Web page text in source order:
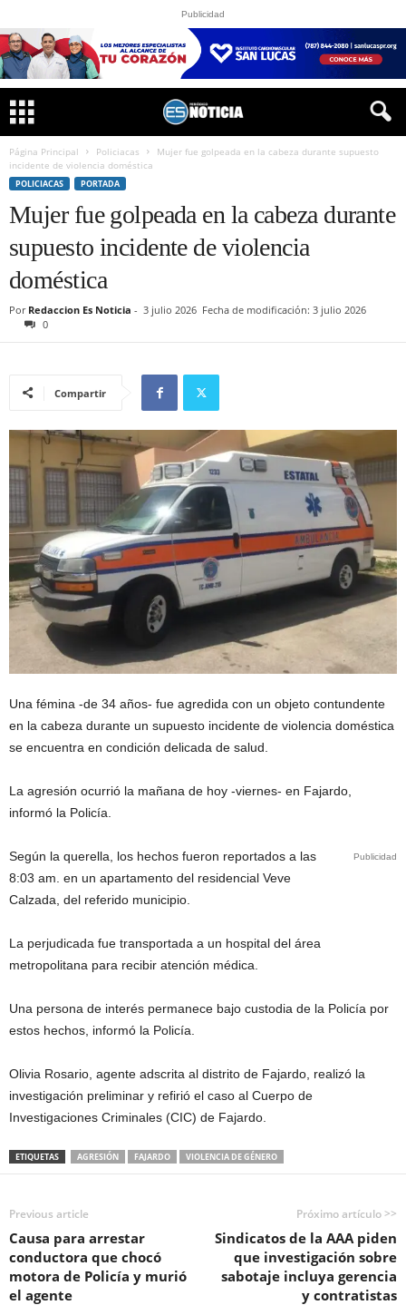
Publicidad
Página Principal Policiacas
Mujer fue golpeada en la cabeza durante supuesto
incidente de violencia doméstica
POLICIACAS PORTADA
Mujer fue golpeada en la cabeza durante
supuesto incidente de violencia
doméstica
Por Redaccion Es Noticia - 3 julio 2026 Fecha de modificación: 3 julio 2026
0
Compartir
Una fémina -de 34 años- fue agredida con un objeto contundente
en la cabeza durante un supuesto incidente de violencia doméstica
se encuentra en condición delicada de salud.
La agresión ocurrió la mañana de hoy -viernes- en Fajardo,
informó la Policía.
Publicidad
Según la querella, los hechos fueron reportados a las
8:03 am. en un apartamento del residencial Veve
Calzada, del referido municipio.
La perjudicada fue transportada a un hospital del área
metropolitana para recibir atención médica.
Una persona de interés permanece bajo custodia de la Policía por
estos hechos, informó la Policía.
Olivia Rosario, agente adscrita al distrito de Fajardo, realizó la
investigación preliminar y refirió el caso al Cuerpo de
Investigaciones Criminales (CIC) de Fajardo.
ETIQUETAS AGRESIÓN FAJARDO VIOLENCIA DE GÉNERO
Previous article
Causa para arrestar
conductora que chocó
motora de Policía y murió
el agente
Próximo artículo >>
Sindicatos de la AAA piden
que investigación sobre
sabotaje incluya gerencia
y contratistas